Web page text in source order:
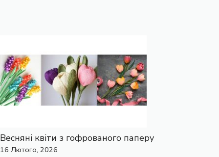
Весняні квіти з гофрованого паперу
16 Лютого, 2026